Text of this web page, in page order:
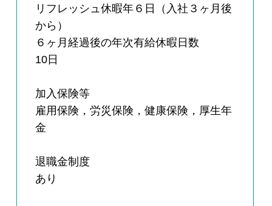
リフレッシュ休暇年６日（入社３ヶ月後
から）
６ヶ月経過後の年次有給休暇日数
10日
加入保険等
雇用保険，労災保険，健康保険，厚生年
金
退職金制度
あり